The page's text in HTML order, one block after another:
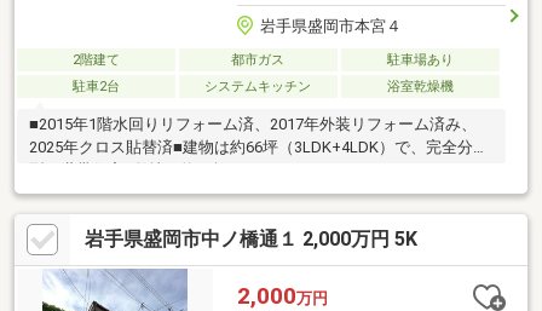
岩手県盛岡市本宮４
2階建て 都市ガス
駐車場あり
駐車2台
システムキッチン 浴室乾燥機
■2015年1階水回りリフォーム済、2017年外装リフォーム済み、
2025年クロス貼替済■建物は約66坪（3LDK+4LDK）で、完全分離
物置を設置 ■本宮小学校まで、通学のしやすい徒歩10分■毎日の
買物を快適に… ローソン盛岡本宮店まで徒歩4
分 マルイチ本宮店まで徒歩8分■JR「盛
岡」駅まで、岩手県交通バスで約8分（徒歩4分の「泉屋敷」バス
停乗車）■火・水曜日のお問い合わせは 019-634-1110 まで
岩手県盛岡市中ノ橋通１ 2,000万円 5K
2,000万円